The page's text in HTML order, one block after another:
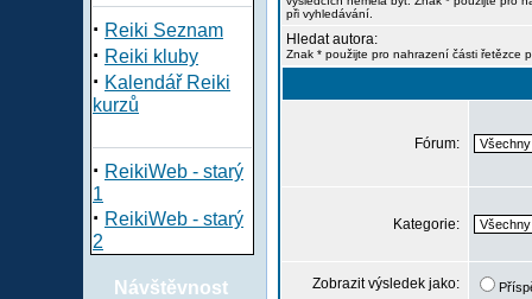
· Reiki Seznam
· Reiki kluby
· Kalendář Reiki
kurzů
· ReikiWeb - starý
1
· ReikiWeb - starý
2
Návštěvnost
při vyhledávání.
Hledat autora:
Znak * použijte pro nahrazení části řetězce
Fórum:
Kategorie:
Zobrazit výsledek jako: